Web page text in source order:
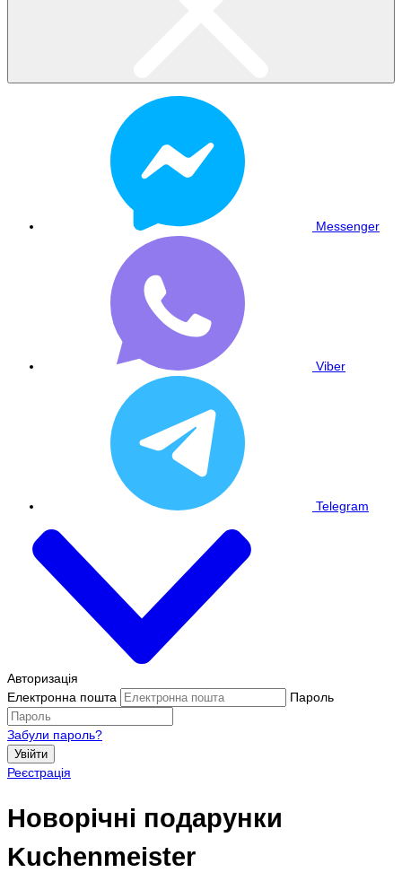
Messenger
Viber
Telegram
Авторизація
Електронна пошта
Пароль
Забули пароль?
Увійти
Реєстрація
Новорічні подарунки
Kuchenmeister